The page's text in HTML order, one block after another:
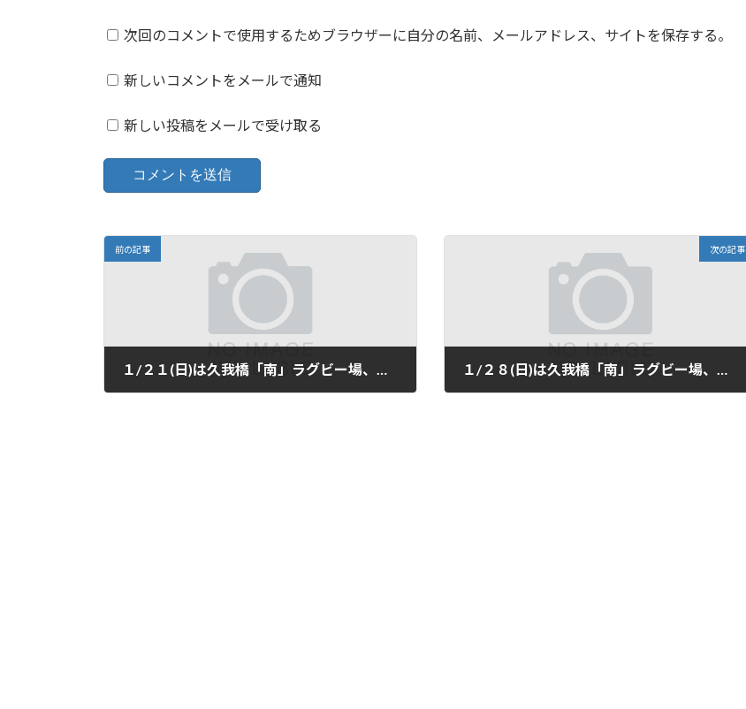
次回のコメントで使用するためブラウザーに自分の名前、メールアドレス、サイトを保存する。
新しいコメントをメールで通知
新しい投稿をメールで受け取る
前の記事 次の記事